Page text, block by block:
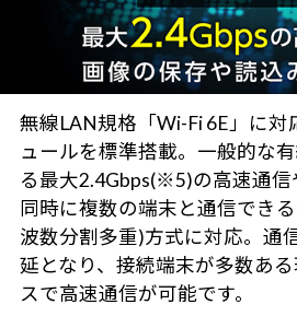
無線LAN規格「Wi-Fi 6E」に対
ュールを標準搭載。一般的な
る最大2.4Gbps(※5)の高速通信
同時に複数の端末と通信でき
波数分割多重)方式に対応。通
延となり、接続端末が多数あ
スで高速通信が可能です。